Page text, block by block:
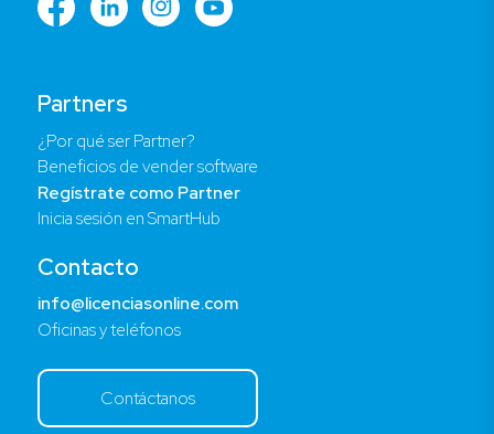
Partners
¿Por qué ser Partner?
Beneficios de vender software
Regístrate como Partner
Inicia sesión en SmartHub
Contacto
info@licenciasonline.com
Oficinas y teléfonos
Contáctanos